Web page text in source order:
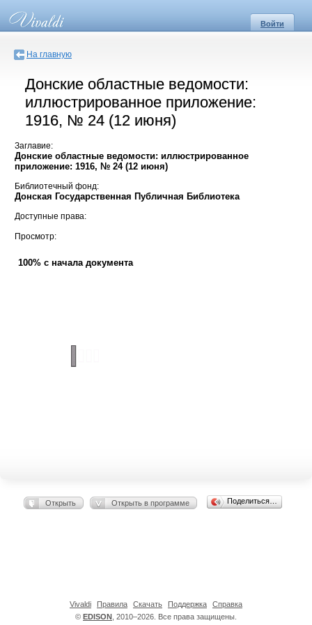
Войти
На главную
Донские областные ведомости:
иллюстрированное приложение:
1916, № 24 (12 июня)
Заглавие:
Донские областные ведомости: иллюстрированное
приложение: 1916, № 24 (12 июня)
Библиотечный фонд:
Донская Государственная Публичная Библиотека
Доступные права:
Просмотр:
100% с начала документа
Открыть Открыть в программе Поделиться…
© EDISON , 2010–2026. Все права защищены.
Vivaldi Правила Скачать Поддержка Справка